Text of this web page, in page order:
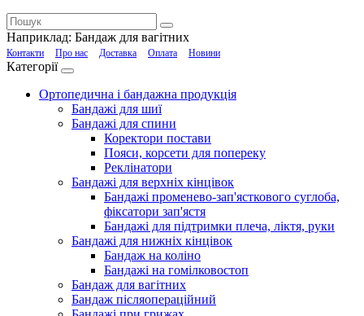
Наприклад: Бандаж для вагітних
Контакти Про нас Доставка Оплата Новини
Категорії
Ортопедична і бандажна продукція
Бандажі для шиї
Бандажі для спини
Коректори постави
Пояси, корсети для попереку
Реклінатори
Бандажі для верхніх кінцівок
Бандажі променево-зап'ясткового суглоба,
фіксатори зап'ястя
Бандажі для підтримки плеча, ліктя, руки
Бандажі для нижніх кінцівок
Бандаж на коліно
Бандажі на гомілковостоп
Бандаж для вагітних
Бандаж післяопераційний